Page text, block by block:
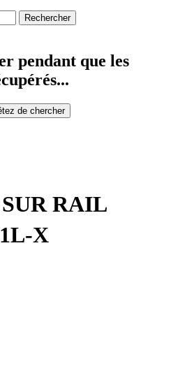
pendant que les
de chercher
RAIL
1L-X